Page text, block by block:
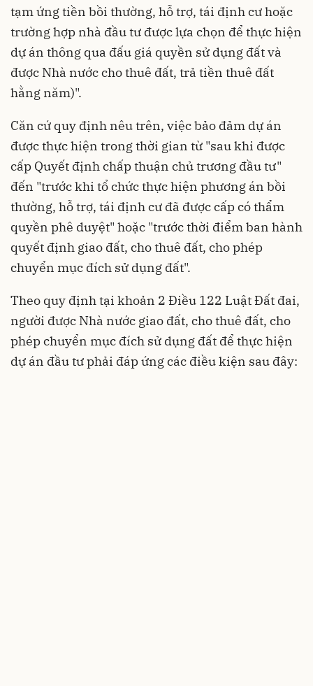
tạm ứng tiền bồi thường, hỗ trợ, tái định cư hoặc
trường hợp nhà đầu tư được lựa chọn để thực hiện
dự án thông qua đấu giá quyền sử dụng đất và
được Nhà nước cho thuê đất, trả tiền thuê đất
hằng năm)".
Căn cứ quy định nêu trên, việc bảo đảm dự án
được thực hiện trong thời gian từ "sau khi được
cấp Quyết định chấp thuận chủ trương đầu tư"
đến "trước khi tổ chức thực hiện phương án bồi
thường, hỗ trợ, tái định cư đã được cấp có thẩm
quyền phê duyệt" hoặc "trước thời điểm ban hành
quyết định giao đất, cho thuê đất, cho phép
chuyển mục đích sử dụng đất".
Theo quy định tại khoản 2 Điều 122 Luật Đất đai,
người được Nhà nước giao đất, cho thuê đất, cho
phép chuyển mục đích sử dụng đất để thực hiện
dự án đầu tư phải đáp ứng các điều kiện sau đây: